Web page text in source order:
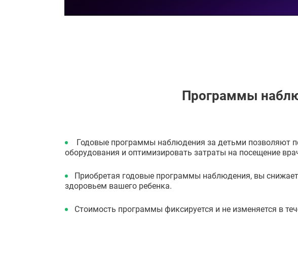
Программы
Годовые программы наблюдения за детьми позволяют
оборудования и оптимизировать затраты на посещение
Приобретая годовые программы наблюдения, вы
здоровьем вашего ребенка.
Стоимость программы фиксируется и не изменяется в